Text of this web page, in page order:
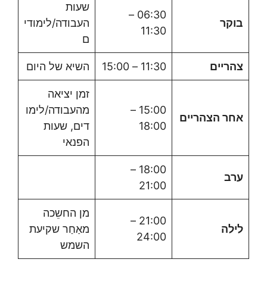
בוקר
06:30 –
11:30
שעות
העבודה/לימודי
ם
צהריים 11:30 – 15:00 השיא של היום
אחר הצהריים
15:00 –
18:00
זמן יציאה
מהעבודה/לימו
דים, שעות
הפנאי
ערב
18:00 –
21:00
לילה
21:00 –
24:00
מן החשֵכה
מאַחַר שקיעת
השמש